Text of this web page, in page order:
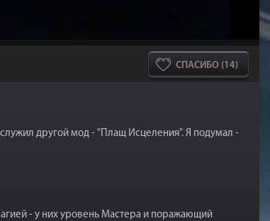
СПАСИБО (14)
другой мод - "Плащ Исцеления". Я подумал -
- у них уровень Мастера и поражающий